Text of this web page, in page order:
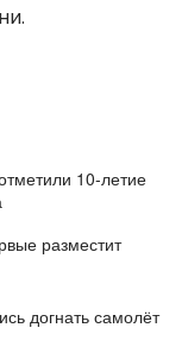
10-летие
разместит
догнать самолёт